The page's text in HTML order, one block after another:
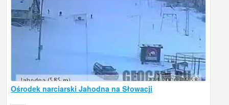
Ośrodek narciarski Jahodna na Słowacji